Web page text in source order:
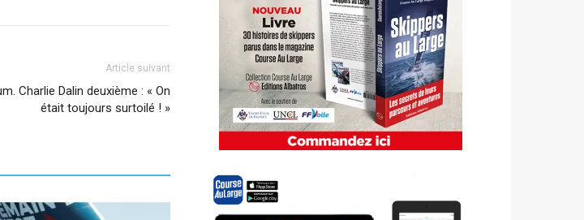
Article suivant
Charlie Dalin deuxième : « On
était toujours surtoilé ! »